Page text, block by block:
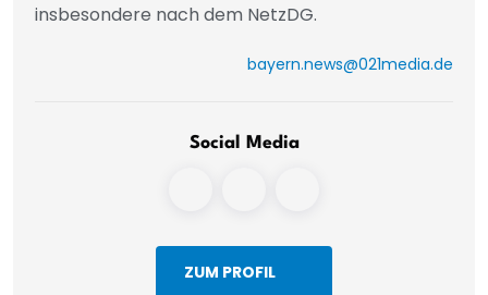
insbesondere nach dem NetzDG.
bayern.news@021media.de
Social Media
ZUM PROFIL